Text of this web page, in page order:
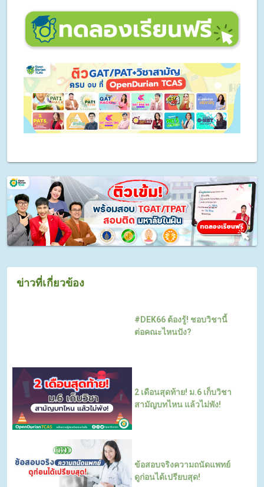
ข่าวที่เกี่ยวข้อง
#DEK66 ต้องรู้! ชอบวิชานี้
ต่อคณะไหนปัง?
2 เดือนสุดท้าย! ม.6 เก็บวิชา
สามัญบทไหน แล้วไม่พัง!
ข้อสอบจริงความถนัดแพทย์
ดูก่อนได้เปรียบสุด!